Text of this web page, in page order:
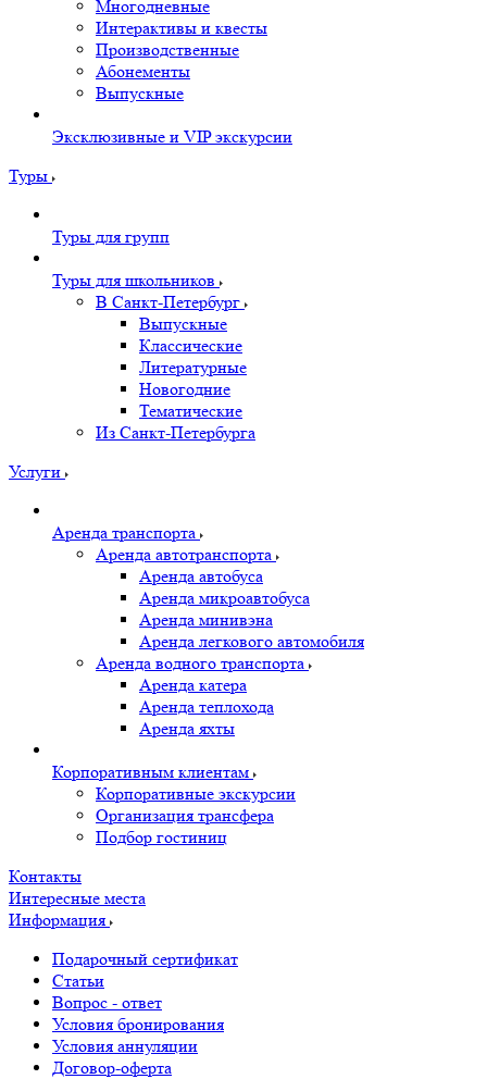
Многодневные
Интерактивы и квесты
Производственные
Абонементы
Выпускные
Эксклюзивные и VIP экскурсии
Туры
Туры для групп
Туры для школьников
В Санкт-Петербург
Выпускные
Классические
Литературные
Новогодние
Тематические
Из Санкт-Петербурга
Услуги
Аренда транспорта
Аренда автотранспорта
Аренда автобуса
Аренда микроавтобуса
Аренда минивэна
Аренда легкового автомобиля
Аренда водного транспорта
Аренда катера
Аренда теплохода
Аренда яхты
Корпоративным клиентам
Корпоративные экскурсии
Организация трансфера
Подбор гостиниц
Контакты
Интересные места
Информация
Подарочный сертификат
Статьи
Вопрос - ответ
Условия бронирования
Условия аннуляции
Договор-оферта